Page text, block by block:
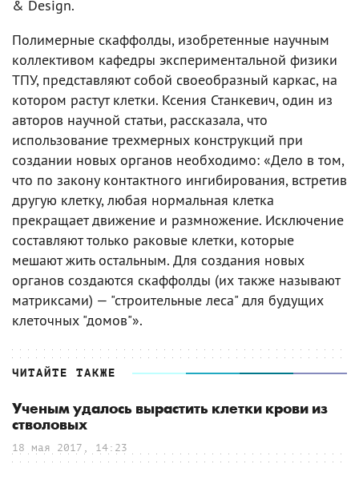
& Design.
Полимерные скаффолды, изобретенные научным
коллективом кафедры экспериментальной физики
ТПУ, представляют собой своеобразный каркас, на
котором растут клетки. Ксения Станкевич, один из
авторов научной статьи, рассказала, что
использование трехмерных конструкций при
создании новых органов необходимо: «Дело в том,
что по закону контактного ингибирования, встретив
другую клетку, любая нормальная клетка
прекращает движение и размножение. Исключение
составляют только раковые клетки, которые
мешают жить остальным. Для создания новых
органов создаются скаффолды (их также называют
матриксами) — "строительные леса" для будущих
клеточных "домов"».
ЧИТАЙТЕ ТАКЖЕ
Ученым удалось вырастить клетки крови из
стволовых
18 мая 2017, 14:23